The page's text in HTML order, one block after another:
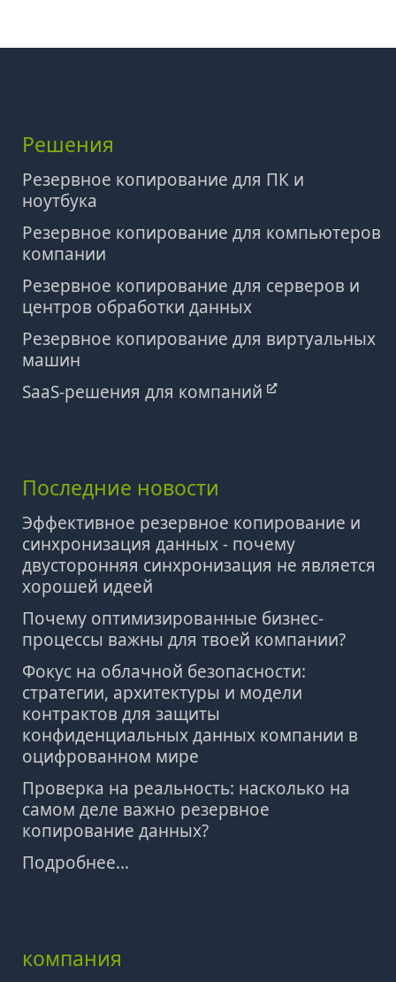
Решения
Резервное копирование для ПК и
ноутбука
Резервное копирование для компьютеров
компании
Резервное копирование для серверов и
центров обработки данных
Резервное копирование для виртуальных
машин
SaaS-решения для компаний
Последние новости
Эффективное резервное копирование и
синхронизация данных - почему
двусторонняя синхронизация не является
хорошей идеей
Почему оптимизированные бизнес-
процессы важны для твоей компании?
Фокус на облачной безопасности:
стратегии, архитектуры и модели
контрактов для защиты
конфиденциальных данных компании в
оцифрованном мире
Проверка на реальность: насколько на
самом деле важно резервное
копирование данных?
Подробнее...
компания